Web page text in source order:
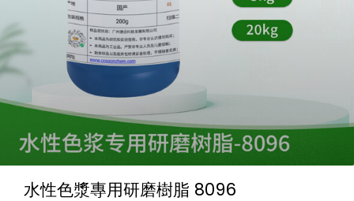
水性色漿專用研磨樹脂 8096